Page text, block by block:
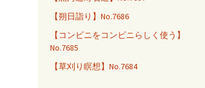
【朔日詣り】No.7686
【コンビニをコンビニらしく使う】
No.7685
【草刈り瞑想】No.7684